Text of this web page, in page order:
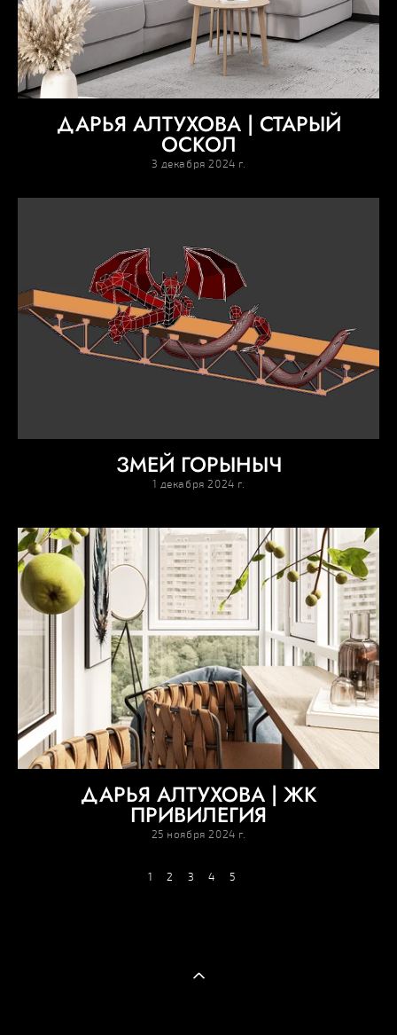
ДАРЬЯ АЛТУХОВА | СТАРЫЙ
ОСКОЛ
3 декабря 2024 г.
ЗМЕЙ ГОРЫНЫЧ
1 декабря 2024 г.
ДАРЬЯ АЛТУХОВА | ЖК
ПРИВИЛЕГИЯ
25 ноября 2024 г.
1 2 3 4 5